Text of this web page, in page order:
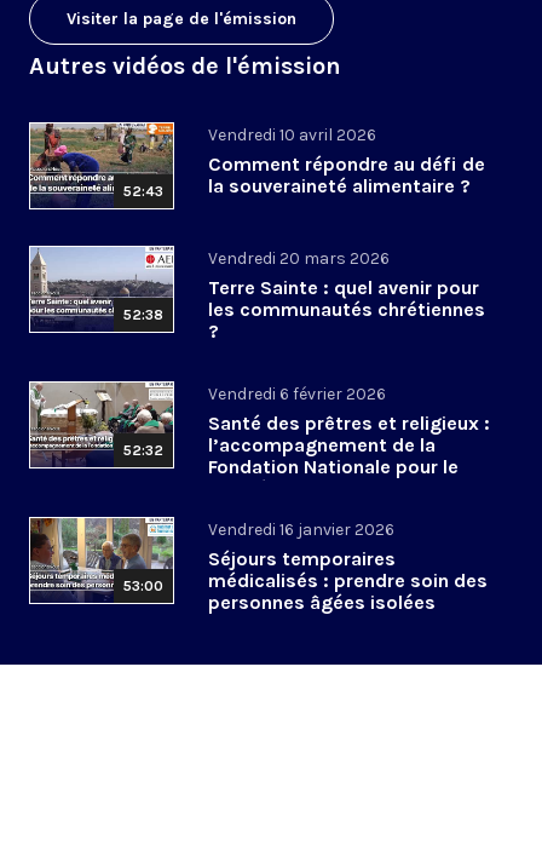
Visiter la page de l'émission
Autres vidéos de l'émission
52:43
Vendredi 10 avril 2026
Comment répondre au défi de
la souveraineté alimentaire ?
52:38
Vendredi 20 mars 2026
Terre Sainte : quel avenir pour
les communautés chrétiennes
?
52:32
Vendredi 6 février 2026
Santé des prêtres et religieux :
l’accompagnement de la
Fondation Nationale pour le
Clergé
53:00
Vendredi 16 janvier 2026
Séjours temporaires
médicalisés : prendre soin des
personnes âgées isolées